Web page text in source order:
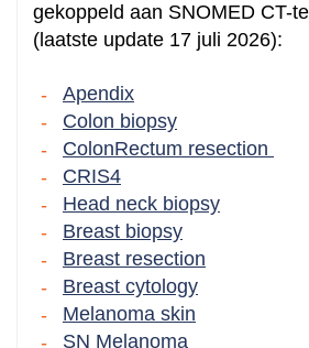
gekoppeld aan SNOMED CT-
(laatste update 17 juli 2026):
Apendix
Colon biopsy
ColonRectum resection
CRIS4
Head neck biopsy
Breast biopsy
Breast resection
Breast cytology
Melanoma skin
SN Melanoma